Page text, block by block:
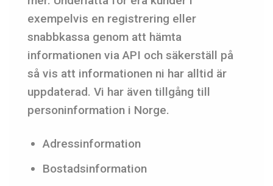
exempelvis en registrering eller
snabbkassa genom att hämta
informationen via API och säkerställ på
så vis att informationen ni har alltid är
uppdaterad. Vi har även tillgång till
personinformation i Norge.
Adressinformation
Bostadsinformation